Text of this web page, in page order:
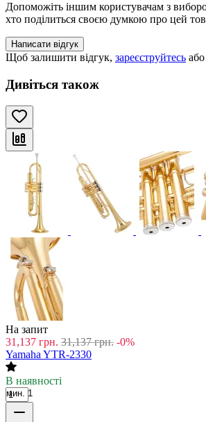
Допоможіть іншим користувачам з
хто поділиться своєю думкою про цей
Написати відгук
Щоб залишити відгук, зареєструйтесь або
Дивіться також
На запит
31,137 грн. 31,137 грн. -0%
Yamaha YTR-2330
В наявності
мин. 1